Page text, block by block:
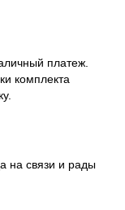
платеж.
комплекта
на связи и рады